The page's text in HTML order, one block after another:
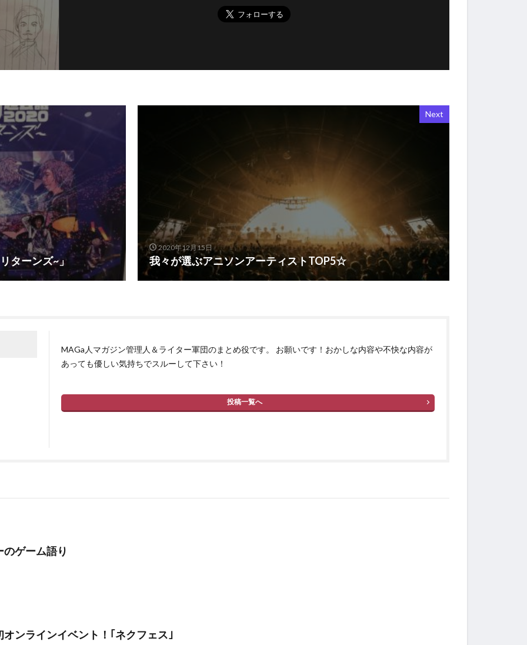
ターンズ~」
Next
2020年12月15日
我々が選ぶアニソンアーティストTOP5☆
MAGa人マガジン管理人＆ライター軍団のまとめ役です。 お願いです！おかしな内容や不快な内容が
あっても優しい気持ちでスルーして下さい！
投稿一覧へ
ゲーム語り
オンラインイベント！｢ネクフェス｣